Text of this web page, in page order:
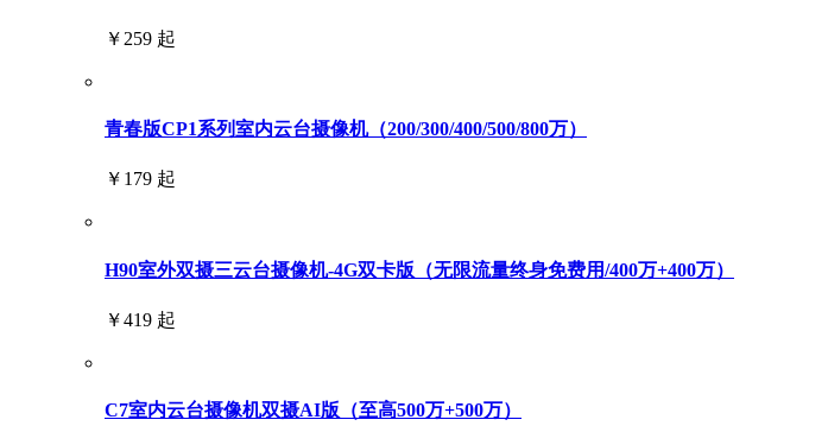
￥259 起
青春版CP1系列室内云台摄像机（200/300/400/500/800万）
￥179 起
H90室外双摄三云台摄像机-4G双卡版（无限流量终身免费用/400万+400万）
￥419 起
C7室内云台摄像机双摄AI版（至高500万+500万）